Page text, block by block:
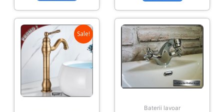
Sale!
Baterii lavoar